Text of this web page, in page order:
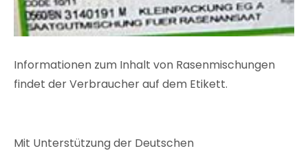
Informationen zum Inhalt von Rasenmischungen
findet der Verbraucher auf dem Etikett.
Mit Unterstützung der Deutschen